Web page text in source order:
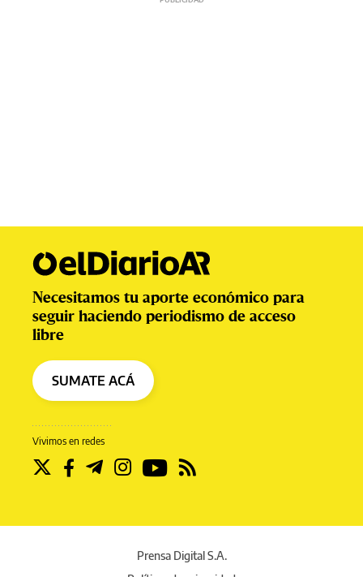
Vivimos en redes
Necesitamos tu aporte económico para
seguir haciendo periodismo de acceso
libre
SUMATE ACÁ
Prensa Digital S.A.